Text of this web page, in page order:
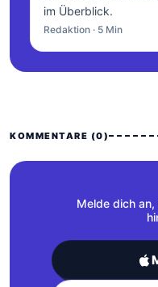
im Überblick.
Redaktion · 5 Min
KOMMENTARE (0)
Melde dich an,